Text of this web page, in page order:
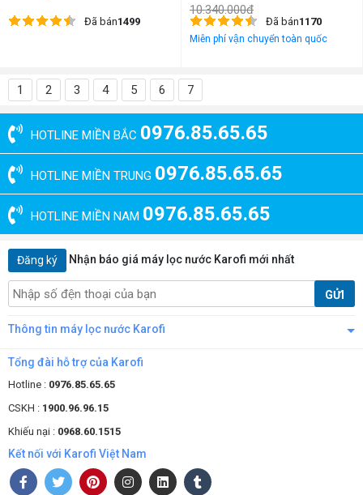
Đã bán1499
10.340.000đ
Đã bán1170
Miễn phí vận chuyển toàn quốc
1 2 3 4 5 6 7
HOTLINE MIỀN BẮC 0976.85.65.65
HOTLINE MIỀN TRUNG 0976.85.65.65
HOTLINE MIỀN NAM 0976.85.65.65
Đăng ký Nhận báo giá máy lọc nước Karofi mới nhất
GỬI
Thông tin máy lọc nước Karofi
Tổng đài hỗ trợ của Karofi
Hotline : 0976.85.65.65
CSKH : 1900.96.96.15
Khiếu nại : 0968.60.1515
Kết nối với Karofi Việt Nam